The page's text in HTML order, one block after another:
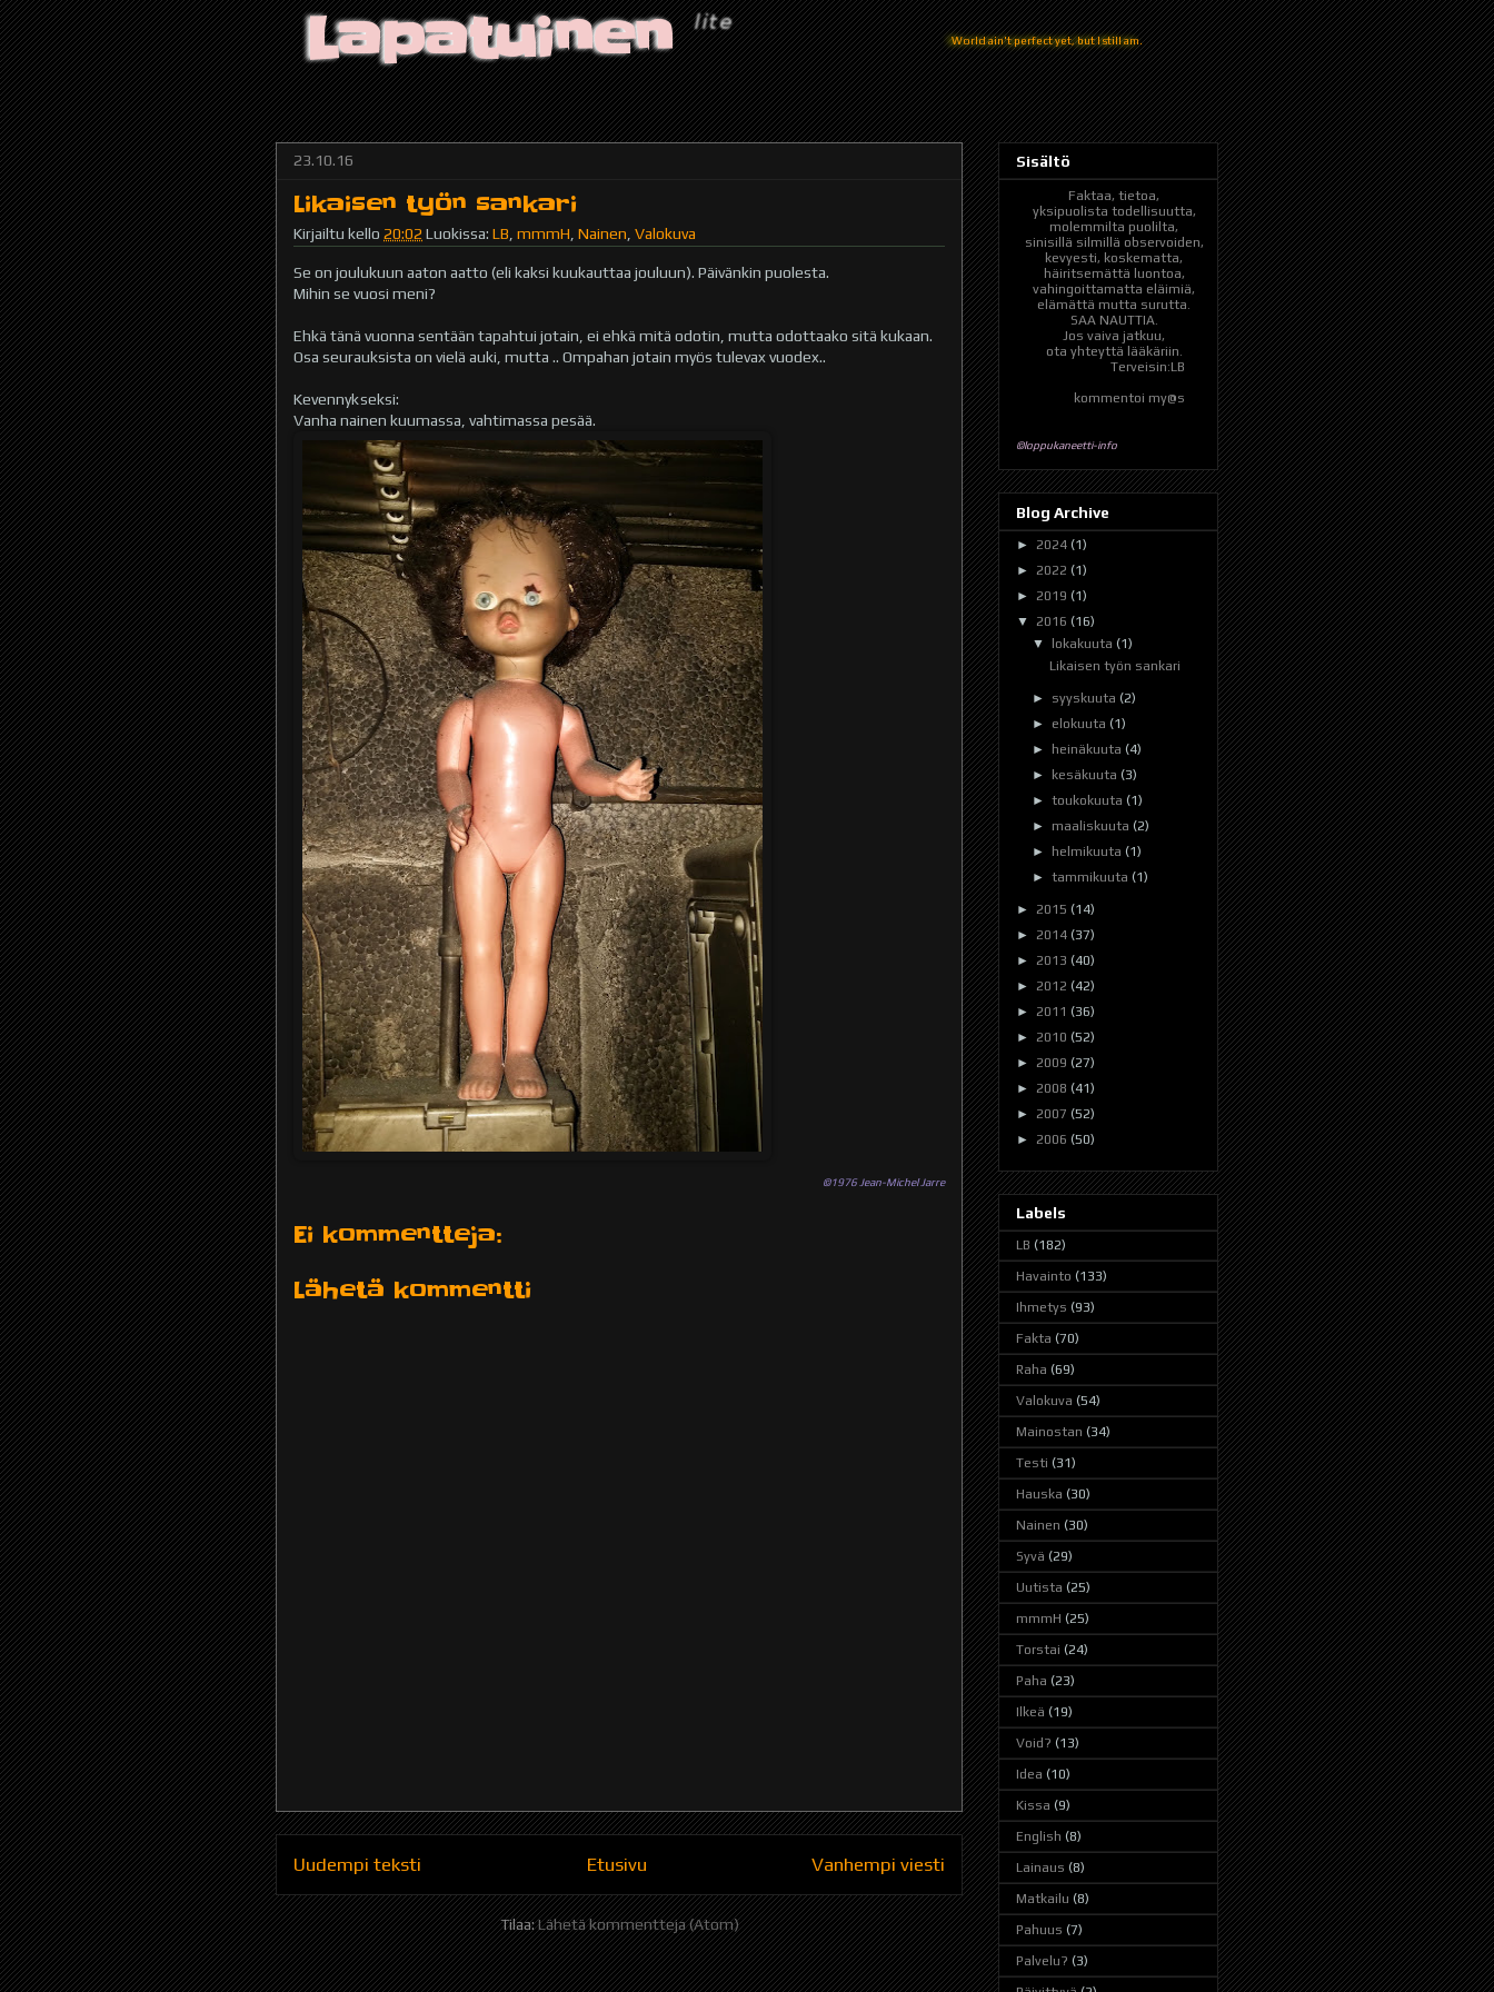
Lapatuinen World ain't perfect yet, but I still am.
23.10.16
Likaisen työn sankari
Kirjailtu kello 20:02 Luokissa: LB mmmH Nainen Valokuva
Se on joulukuun aaton aatto (eli kaksi kuukauttaa jouluun). Päivänkin puolesta.
Mihin se vuosi meni?
Ehkä tänä vuonna sentään tapahtui jotain, ei ehkä mitä odotin, mutta odottaako sitä kukaan.
Osa seurauksista on vielä auki, mutta .. Ompahan jotain myös tulevax vuodex..
Kevennyk seksi:
Vanha nainen kuumassa, vahtimassa pesää.
©1976 Jean-Michel Jarre
Ei kommentteja:
Lähetä kommentti
Uudempi teksti Vanhempi viesti
Etusivu
Tilaa:Lähetä kommentteja (Atom)
Sisältö
Faktaa, tietoa,
yksipuolista todellisuutta,
molemmilta puolilta,
sinisillä silmillä observoiden,
kevyesti, koskematta,
häiritsemättä luontoa,
vahingoittamatta eläimiä,
elämättä mutta surutta.
SAA NAUTTIA.
Jos vaiva jatkuu,
ota yhteyttä lääkäriin.
Terveisin:LB
kommentoi my@s
©loppukaneetti-info
Blog Archive
► 2024 (1)
► 2022 (1)
► 2019 (1)
▼ 2016 (16)
▼ lokakuuta (1)
Likaisen työn sankari
► syyskuuta (2)
► elokuuta (1)
► heinäkuuta (4)
► kesäkuuta (3)
►toukokuuta (1)
► maaliskuuta (2)
► helmikuuta (1)
►tammikuuta (1)
► 2015 (14)
► 2014 (37)
► 2013 (40)
► 2012 (42)
► 2011 (36)
► 2010 (52)
► 2009 (27)
► 2008 (41)
► 2007 (52)
► 2006 (50)
Labels
LB (182)
Havainto (133)
Ihmetys (93)
Fakta (70)
Raha (69)
Valokuva (54)
Mainostan (34)
Testi (31)
Hauska (30)
Nainen (30)
Syvä (29)
Uutista (25)
mmmH (25)
Torstai (24)
Paha (23)
Ilkeä (19)
Void? (13)
Idea (10)
Kissa (9)
English (8)
Lainaus (8)
Matkailu (8)
Pahuus (7)
Palvelu? (3)